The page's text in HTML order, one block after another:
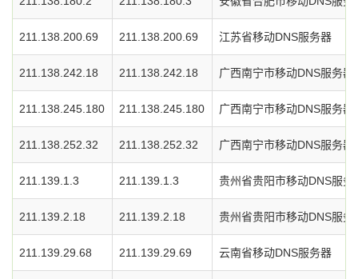
211.138.200.69 211.138.200.69 江苏省移动DNS服务器
211.138.242.18 211.138.242.18 广西南宁市移动DNS服务器
211.138.245.180 211.138.245.180 广西南宁市移动DNS服务器
211.138.252.32 211.138.252.32 广西南宁市移动DNS服务器
211.139.1.3 211.139.1.3 贵州省贵阳市移动DNS服务
211.139.2.18 211.139.2.18 贵州省贵阳市移动DNS服务
211.139.29.68 211.139.29.69 云南省移动DNS服务器